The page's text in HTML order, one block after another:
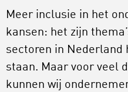
Meer inclusie in het
kansen: het zijn
sectoren in Nederland
staan. Maar voor veel
kunnen wij